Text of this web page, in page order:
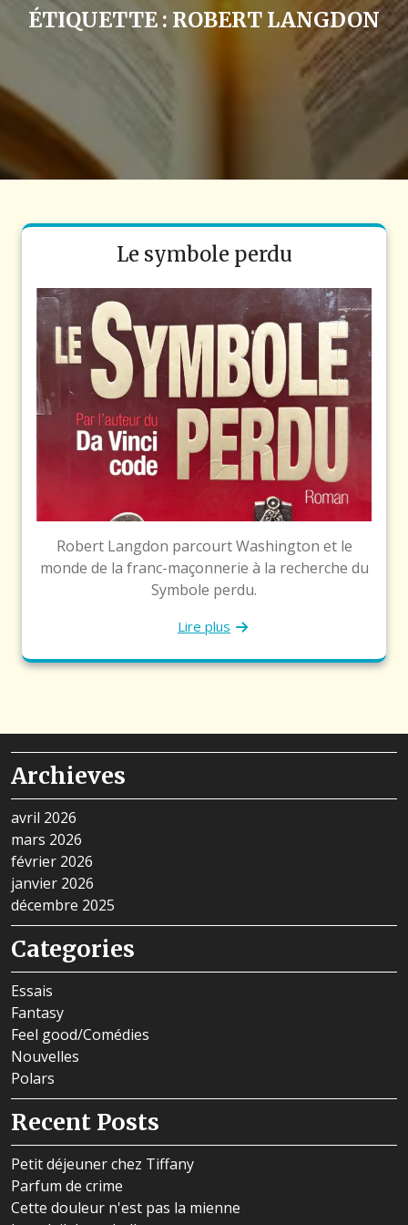
ÉTIQUETTE : ROBERT LANGDON
Le symbole perdu
Robert Langdon parcourt Washington et le
monde de la franc-maçonnerie à la recherche du
Symbole perdu.
Lire plus
Archieves
avril 2026
mars 2026
février 2026
janvier 2026
décembre 2025
Categories
Essais
Fantasy
Feel good/Comédies
Nouvelles
Polars
Recent Posts
Petit déjeuner chez Tiffany
Parfum de crime
Cette douleur n'est pas la mienne